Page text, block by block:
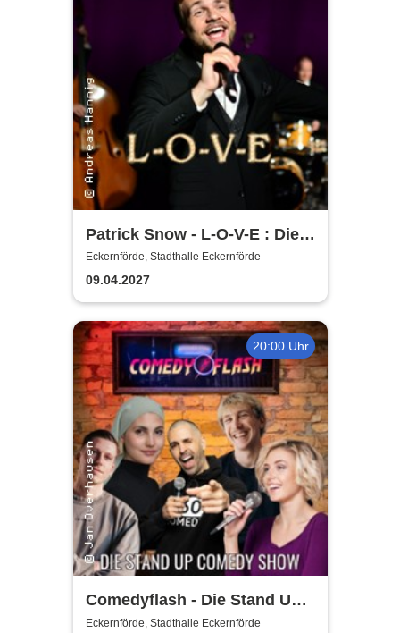
Patrick Snow - L-O-V-E : Die
schönsten Liebeslieder der
letzten 100 Jahre
Eckernförde, Stadthalle Eckernförde
09.04.2027
20:00 Uhr
Comedyflash - Die Stand Up
Comedy Show in Eckernförde
Eckernförde, Stadthalle Eckernförde